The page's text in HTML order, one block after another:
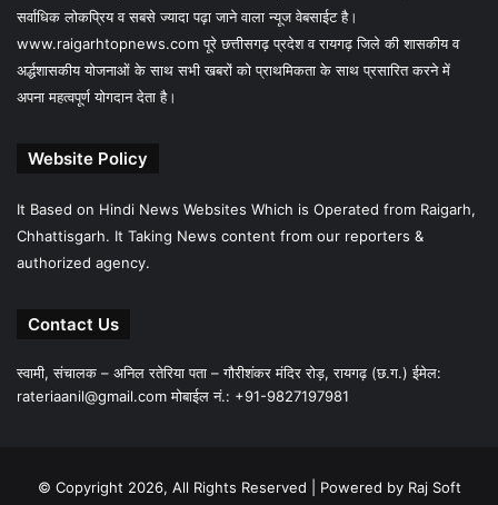
सर्वाधिक लोकप्रिय व सबसे ज्यादा पढ़ा जाने वाला न्यूज वेबसाईट है।
www.raigarhtopnews.com पूरे छत्तीसगढ़ प्रदेश व रायगढ़ जिले की शासकीय व
अर्द्धशासकीय योजनाओं के साथ सभी खबरों को प्राथमिकता के साथ प्रसारित करने में
अपना महत्वपूर्ण योगदान देता है।
Website Policy
It Based on Hindi News Websites Which is Operated from Raigarh,
Chhattisgarh. It Taking News content from our reporters &
authorized agency.
Contact Us
स्वामी, संचालक – अनिल रतेरिया पता – गौरीशंकर मंदिर रोड़, रायगढ़ (छ.ग.) ईमेल:
rateriaanil@gmail.comमोबाईल नं.: +91-9827197981
© Copyright 2026, All Rights Reserved | Powered by Raj Soft